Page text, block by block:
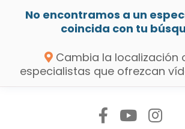
No encontramos a un
coincida con tu
Cambia la localización
especialistas que ofrezcan